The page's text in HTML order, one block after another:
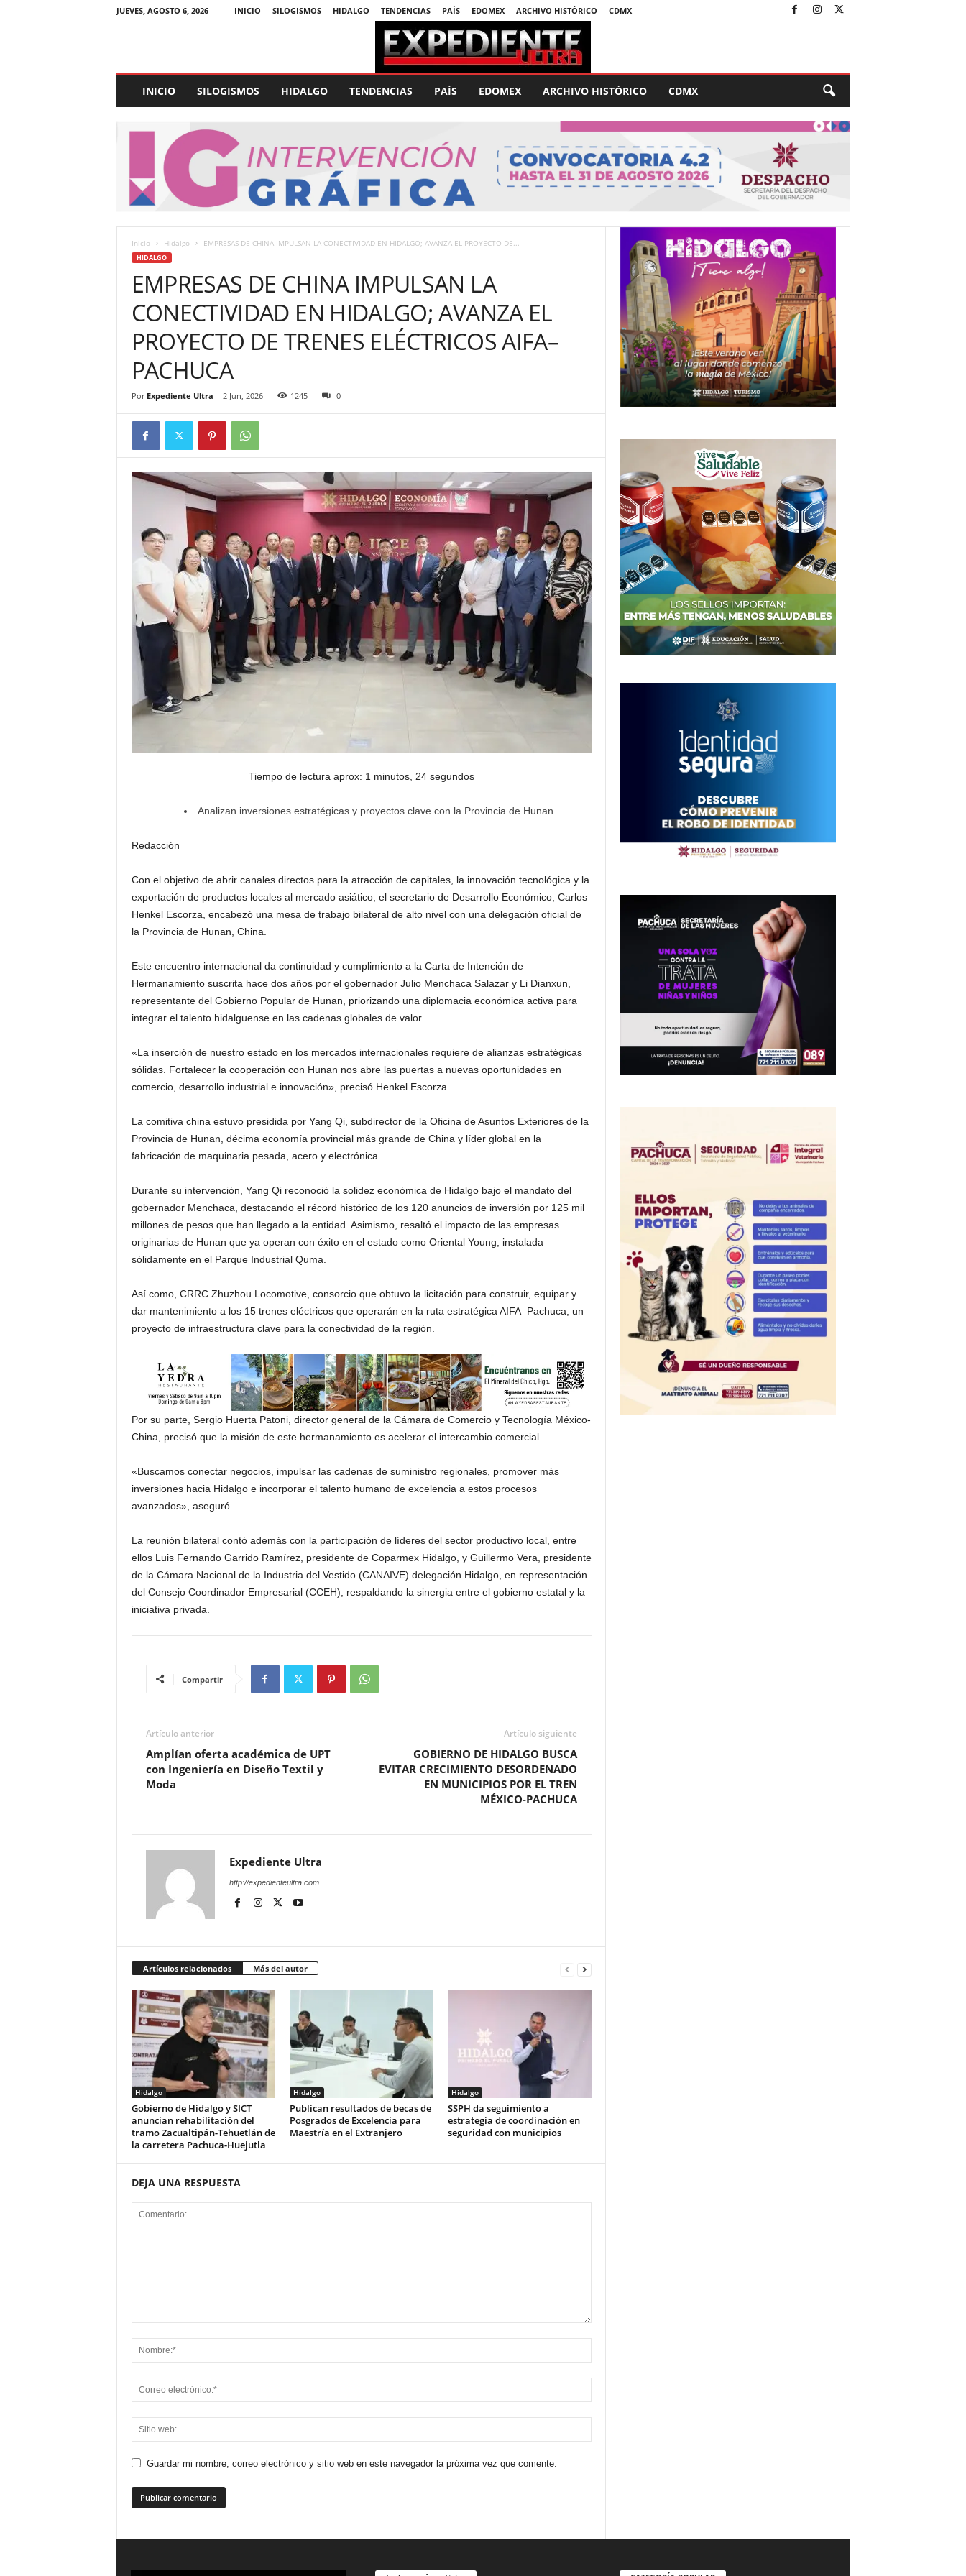
JUEVES, AGOSTO 6, 2026 INICIO SILOGISMOS HIDALGO TENDENCIAS PAÍS EDOMEX ARCHIVO HISTÓRICO CDMX
p
e
U
INICIO SILOGISMOS HIDALGO TENDENCIAS PAÍS EDOMEX ARCHIVO HISTÓRICO CDMX
Inicio Hidalgo EMPRESAS DE CHINA IMPULSAN LA CONECTIVIDAD EN HIDALGO; AVANZA EL PROYECTO DE...
HIDALGO
EMPRESAS DE CHINA IMPULSAN LA
CONECTIVIDAD EN HIDALGO; AVANZA EL
PROYECTO DE TRENES ELÉCTRICOS AIFA–
PACHUCA
Por Expediente Ultra - 2 Jun, 2026 1245 0
Tiempo de lectura aprox: 1 minutos, 24 segundos
Analizan inversiones estratégicas y proyectos clave con la Provincia de Hunan
Redacción
Con el objetivo de abrir canales directos para la atracción de capitales, la innovación tecnológica y la
exportación de productos locales al mercado asiático, el secretario de Desarrollo Económico, Carlos
Henkel Escorza, encabezó una mesa de trabajo bilateral de alto nivel con una delegación oficial de
la Provincia de Hunan, China.
Este encuentro internacional da continuidad y cumplimiento a la Carta de Intención de
Hermanamiento suscrita hace dos años por el gobernador Julio Menchaca Salazar y Li Dianxun,
representante del Gobierno Popular de Hunan, priorizando una diplomacia económica activa para
integrar el talento hidalguense en las cadenas globales de valor.
«La inserción de nuestro estado en los mercados internacionales requiere de alianzas estratégicas
sólidas. Fortalecer la cooperación con Hunan nos abre las puertas a nuevas oportunidades en
comercio, desarrollo industrial e innovación», precisó Henkel Escorza.
La comitiva china estuvo presidida por Yang Qi, subdirector de la Oficina de Asuntos Exteriores de la
Provincia de Hunan, décima economía provincial más grande de China y líder global en la
fabricación de maquinaria pesada, acero y electrónica.
Durante su intervención, Yang Qi reconoció la solidez económica de Hidalgo bajo el mandato del
gobernador Menchaca, destacando el récord histórico de los 120 anuncios de inversión por 125 mil
millones de pesos que han llegado a la entidad. Asimismo, resaltó el impacto de las empresas
originarias de Hunan que ya operan con éxito en el estado como Oriental Young, instalada
sólidamente en el Parque Industrial Quma.
Así como, CRRC Zhuzhou Locomotive, consorcio que obtuvo la licitación para construir, equipar y
dar mantenimiento a los 15 trenes eléctricos que operarán en la ruta estratégica AIFA–Pachuca, un
proyecto de infraestructura clave para la conectividad de la región.
Por su parte, Sergio Huerta Patoni, director general de la Cámara de Comercio y Tecnología México-
China, precisó que la misión de este hermanamiento es acelerar el intercambio comercial.
«Buscamos conectar negocios, impulsar las cadenas de suministro regionales, promover más
inversiones hacia Hidalgo e incorporar el talento humano de excelencia a estos procesos
avanzados», aseguró.
La reunión bilateral contó además con la participación de líderes del sector productivo local, entre
ellos Luis Fernando Garrido Ramírez, presidente de Coparmex Hidalgo, y Guillermo Vera, presidente
de la Cámara Nacional de la Industria del Vestido (CANAIVE) delegación Hidalgo, en representación
del Consejo Coordinador Empresarial (CCEH), respaldando la sinergia entre el gobierno estatal y la
iniciativa privada.
Compartir
Artículo anterior
Amplían oferta académica de UPT
con Ingeniería en Diseño Textil y
Moda
Artículo siguiente
GOBIERNO DE HIDALGO BUSCA
EVITAR CRECIMIENTO DESORDENADO
EN MUNICIPIOS POR EL TREN
MÉXICO-PACHUCA
Expediente Ultra
http://expedienteultra.com
Artículos relacionados Más del autor
Hidalgo
Gobierno de Hidalgo y SICT
anuncian rehabilitación del
tramo Zacualtipán-Tehuetlán de
la carretera Pachuca-Huejutla
Hidalgo
Publican resultados de becas de
Posgrados de Excelencia para
Maestría en el Extranjero
Hidalgo
SSPH da seguimiento a
estrategia de coordinación en
seguridad con municipios
DEJA UNA RESPUESTA
Guardar mi nombre, correo electrónico y sitio web en este navegador la próxima vez que comente.